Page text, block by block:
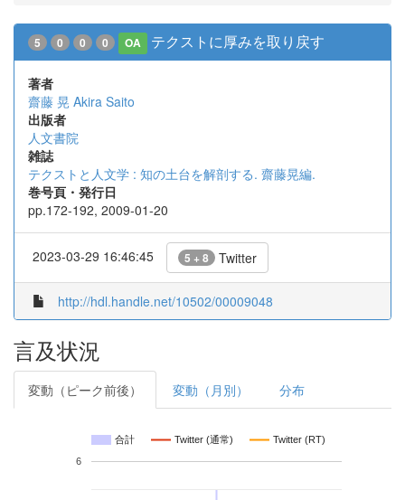
5 0 0 0 OA テクストに厚みを取り戻す
著者
齋藤 晃 Akira Saito
出版者
人文書院
雑誌
テクストと人文学 : 知の土台を解剖する. 齋藤晃編.
巻号頁・発行日
pp.172-192, 2009-01-20
2023-03-29 16:46:45 5 + 8 Twitter
http://hdl.handle.net/10502/00009048
言及状況
変動（ピーク前後） 変動（月別） 分布
合計 Twitter (通常) Twitter (RT)
6